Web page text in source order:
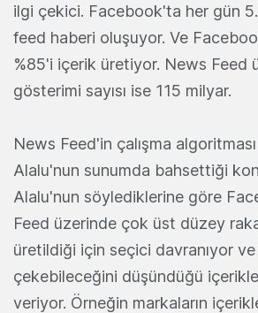
ilgi çekici. Facebook'ta her gün
feed haberi oluşuyor. Ve
%85'i içerik üretiyor. News Feed
gösterimi sayısı ise 115 milyar.
News Feed'in çalışma
Alalu'nun sunumda bahsettiği
Alalu'nun söylediklerine göre
Feed üzerinde çok üst düzey
üretildiği için seçici davranıyor
çekebileceğini düşündüğü
veriyor. Örneğin markaların